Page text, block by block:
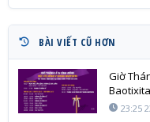
BÀI VIẾT CŨ HƠN
Giờ
Baotixita
23:25